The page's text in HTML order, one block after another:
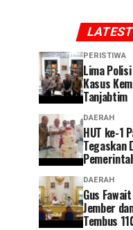
LATEST
PERISTIWA
Lima
Kasus
Tanjabtim
DAERAH
HUT ke-1
Tegaskan
DAERAH
Gus
Jember
Tembus